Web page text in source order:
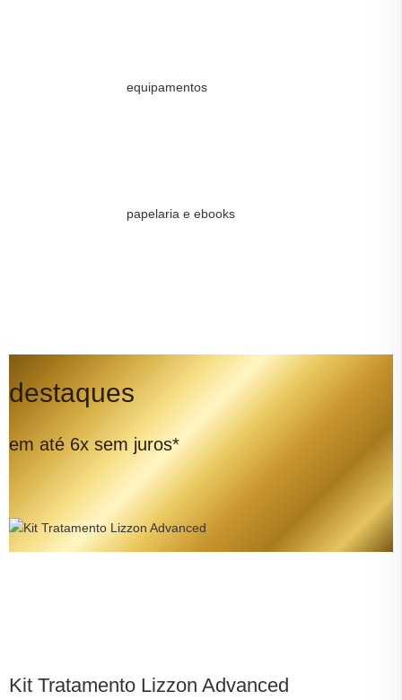
equipamentos
papelaria e ebooks
destaques
em até 6x sem juros*
Kit Tratamento Lizzon Advanced